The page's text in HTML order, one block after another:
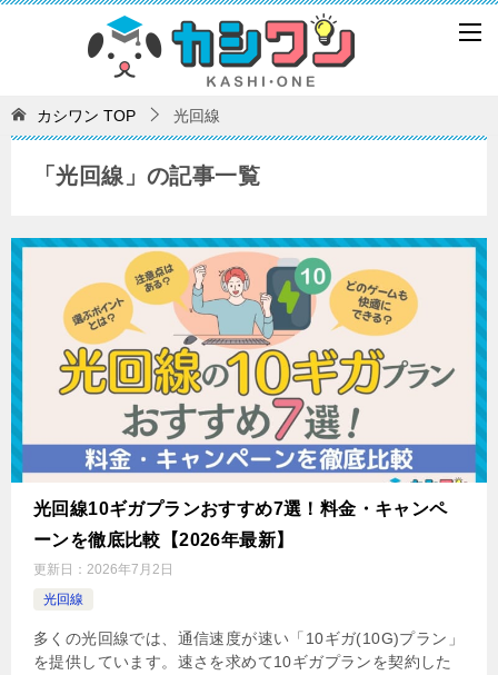
カシワン TOP 光回線
「光回線」の記事一覧
光回線10ギガプランおすすめ7選！料金・キャンペ
ーンを徹底比較【2026年最新】
更新日： 2026年7月2日
光回線
多くの光回線では、通信速度が速い「10ギガ(10G)プラン」
を提供しています。速さを求めて10ギガプランを契約した